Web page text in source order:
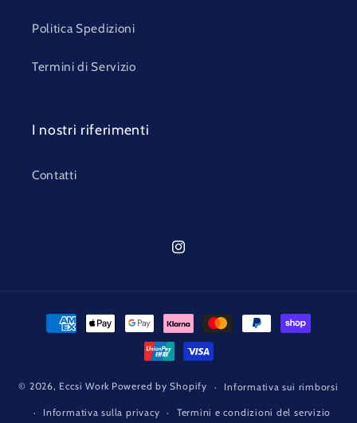
Politica Spedizioni
Termini di Servizio
I nostri riferimenti
Contatti
Instagram
Metodi
© 2026, Eccsi Work Powered by Shopify Informativa sui rimborsi
Informativa sulla privacy Termini e condizioni del servizio